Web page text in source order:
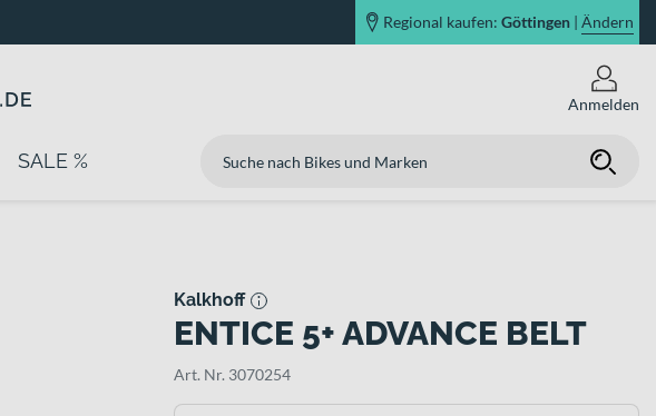
Regional kaufen: Göttingen | Ändern
Anmelden
SALE %
Kalkhoff
ENTICE 5+ ADVANCE BELT
Art. Nr. 3070254